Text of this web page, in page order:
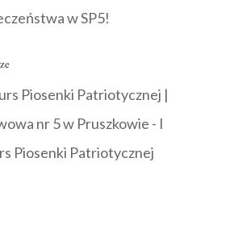
w SP5!
Piosenki Patriotycznej |
nr 5 w Pruszkowie - I
Piosenki Patriotycznej